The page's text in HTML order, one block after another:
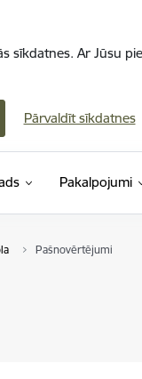
sīkdatnes. Ar Jūsu
Pārvaldīt sīkdatnes
Pakalpojumi
Pašnovērtējumi